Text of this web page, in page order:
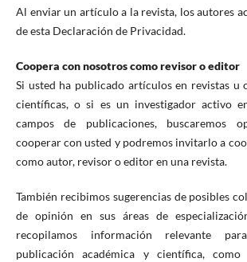
Al enviar un artículo a la revista, los autores
de esta Declaración de Privacidad.
Coopera con nosotros como revisor o editor
Si usted ha publicado artículos en revistas u
científicas, o si es un investigador activo
campos de publicaciones, buscaremos
cooperar con usted y podremos invitarlo a
como autor, revisor o editor en una revista.
También recibimos sugerencias de posibles
de opinión en sus áreas de
recopilamos información relevante
publicación académica y científica, como